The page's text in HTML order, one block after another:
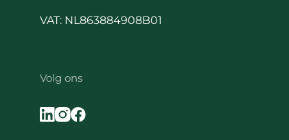
VAT: NL863884908B01
Volg ons